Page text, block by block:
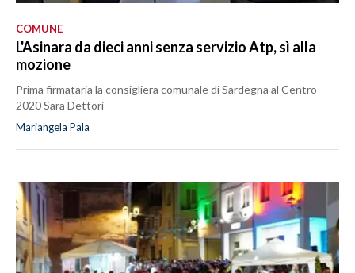
COMUNE
L'Asinara da dieci anni senza servizio Atp, sì alla
mozione
Prima firmataria la consigliera comunale di Sardegna al Centro
2020 Sara Dettori
Mariangela Pala